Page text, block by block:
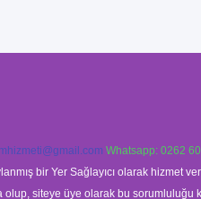
Whatsapp: 0262
bir Yer Sağlayıcı olarak hizmet
siteye üye olarak bu